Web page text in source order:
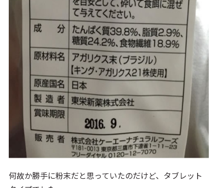
何故か勝手に粉末だと思っていたのだけど、タブレット